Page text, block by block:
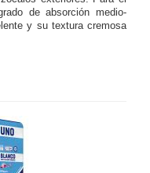
de absorción medio-
y su textura cremosa